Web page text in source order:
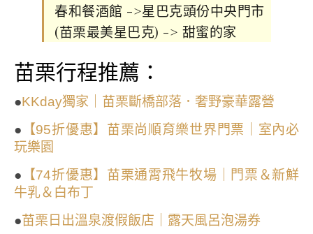
春和餐酒館 ->星巴克頭份中央門市
(苗栗最美星巴克) -> 甜蜜的家
苗栗行程推薦：
●KKday獨家｜苗栗斷橋部落．奢野豪華露營
● 【95折優惠】苗栗尚順育樂世界門票｜室內必
玩樂園
● 【74折優惠】苗栗通霄飛牛牧場｜門票＆新鮮
牛乳＆白布丁
●苗栗日出溫泉渡假飯店｜露天風呂泡湯券